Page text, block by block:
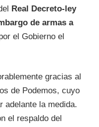
Real Decreto-ley
de armas a
el Gobierno el
gracias al
de Podemos, cuyo
adelante la medida.
el respaldo del